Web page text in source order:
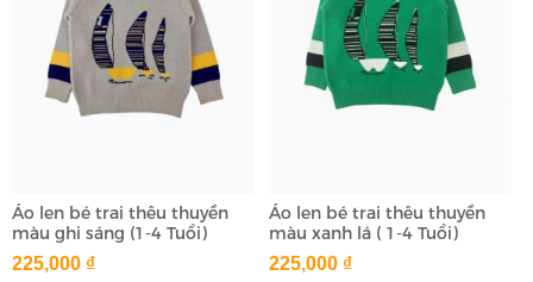
Áo len bé trai thêu thuyền
màu ghi sáng (1-4 Tuổi)
225,000 ₫
Áo len bé trai thêu thuyền
màu xanh lá ( 1-4 Tuổi)
225,000 ₫